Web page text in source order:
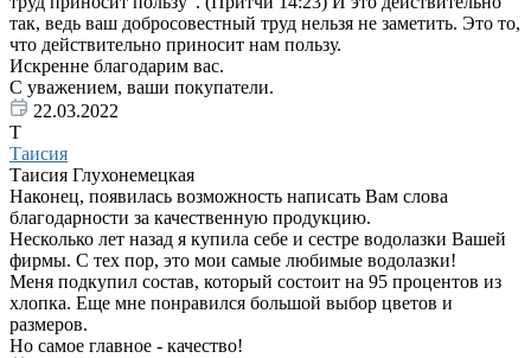
так, ведь ваш добросовестный труд нельзя не заметить. Это то,
что действительно приносит нам пользу.
Искренне благодарим вас.
С уважением, ваши покупатели.
22.03.2022
Т
Таисия
Таисия Глухонемецкая
Наконец, появилась возможность написать Вам слова
благодарности за качественную продукцию.
Несколько лет назад я купила себе и сестре водолазки Вашей
фирмы. С тех пор, это мои самые любимые водолазки!
Меня подкупил состав, который состоит на 95 процентов из
хлопка. Еще мне понравился большой выбор цветов и
размеров.
Но самое главное - качество!